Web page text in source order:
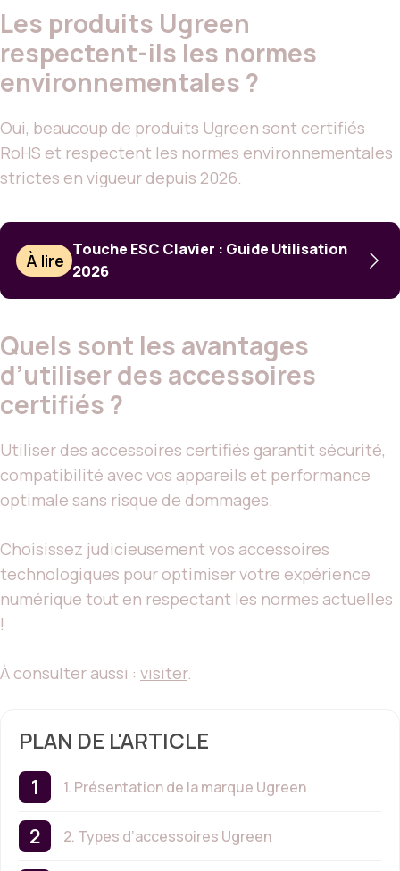
Les produits Ugreen
respectent-ils les normes
environnementales ?
Oui, beaucoup de produits Ugreen sont certifiés
RoHS et respectent les normes environnementales
strictes en vigueur depuis 2026.
À lire
Touche ESC Clavier : Guide Utilisation
2026
Quels sont les avantages
d’utiliser des accessoires
certifiés ?
Utiliser des accessoires certifiés garantit sécurité,
compatibilité avec vos appareils et performance
optimale sans risque de dommages.
Choisissez judicieusement vos accessoires
technologiques pour optimiser votre expérience
numérique tout en respectant les normes actuelles
!
À consulter aussi : visiter.
PLAN DE L'ARTICLE
1. Présentation de la marque Ugreen
2. Types d’accessoires Ugreen